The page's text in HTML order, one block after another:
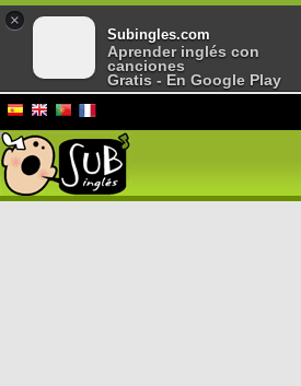
×
Subingles.com
Aprender inglés con
canciones
Gratis - En Google Play